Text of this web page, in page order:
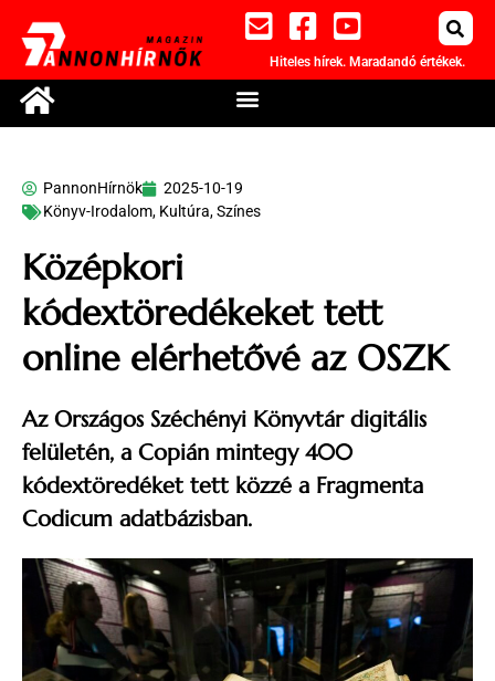
Hiteles hírek. Maradandó értékek.
PannonHírnök
2025-10-19
Könyv-Irodalom, Kultúra,Színes
Középkori
kódextöredékeket tett
online elérhetővé az OSZK
Az Országos Széchényi Könyvtár digitális
felületén, a Copián mintegy 400
kódextöredéket tett közzé a Fragmenta
Codicum adatbázisban.